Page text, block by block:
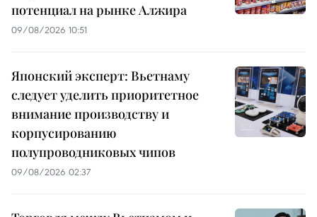
потенциал на рынке Алжира
09/08/2026 10:51
Японский эксперт: Вьетнаму
следует уделить приоритетное
внимание производству и
корпусированию
полупроводниковых чипов
09/08/2026 02:37